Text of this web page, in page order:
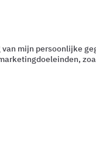
mijn persoonlijke